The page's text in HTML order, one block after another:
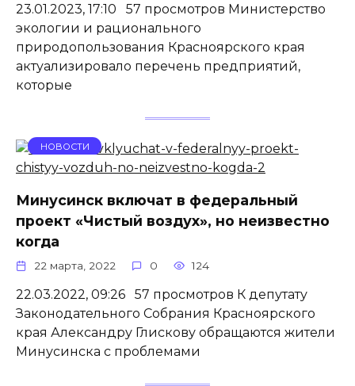
23.01.2023, 17:10 57 просмотров Министерство
экологии и рационального
природопользования Красноярского края
актуализировало перечень предприятий,
которые
НОВОСТИ
Минусинск включат в федеральный
проект «Чистый воздух», но неизвестно
когда
22 марта, 2022 0 124
22.03.2022, 09:26 57 просмотров К депутату
Законодательного Собрания Красноярского
края Александру Глискову обращаются жители
Минусинска с проблемами